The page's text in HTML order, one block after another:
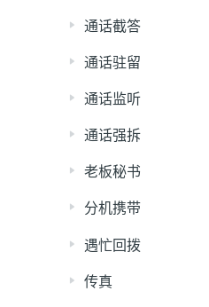
通话截答
通话驻留
通话监听
通话强拆
老板秘书
分机携带
遇忙回拨
传真